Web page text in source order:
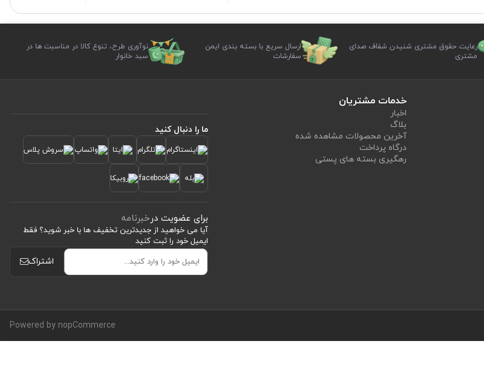
رعایت حقوق مشتری شنیدن شفاف صدای
مشتری
ارسال سریع با بسته بندی ایمن
سفارشات
نوآوری طرح، تنوع کالا در مناسبت ها در
سبد خانوار
خدمات مشتریان
اخبار
بلاگ
آخرین محصولات مشاهده شده
درگاه پرداخت
رهگیری بسته های پستی
ما را دنبال کنید
برای عضویت درخبرنامه
آیا می خواهید از جدید‌ترین تخفیف‌ ها با‌ خبر شوید؟ فقط
ایمیل خود را ثبت کنید
اشتراک
Powered by nopCommerce